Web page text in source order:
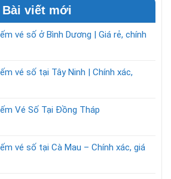
Bài viết mới
vé số ở Bình Dương | Giá rẻ, chính
vé số tại Tây Ninh | Chính xác,
Vé Số Tại Đồng Tháp
vé số tại Cà Mau – Chính xác, giá